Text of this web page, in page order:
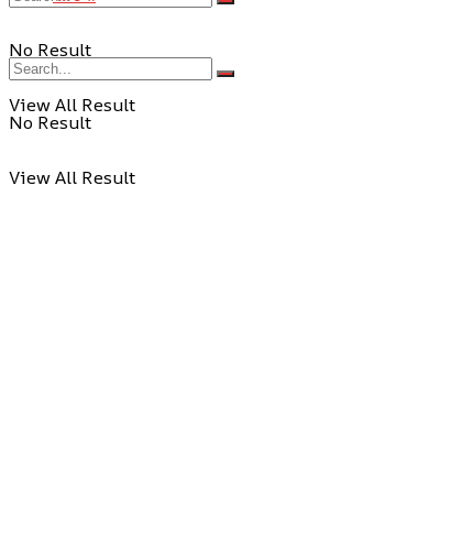
No Result
View All Result
No Result
View All Result